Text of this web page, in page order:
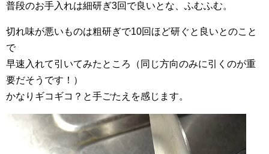
普段のお手入れは細研ぎ3回で良いとな、ふむふむ。
切れ味が悪いものは粗研ぎで10回ほど研ぐと良いとのこと
で
早速入れて引いてみたところ（同じ方向のみに引くのが重
要だそうです！）
かなりギコギコ？と手ごたえを感じます。